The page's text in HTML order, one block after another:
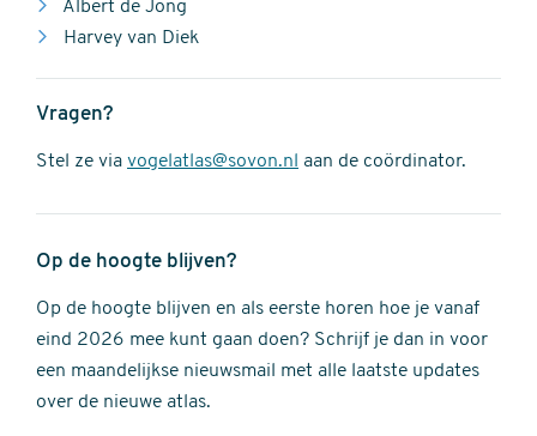
Albert de Jong
Harvey van Diek
Vragen?
Stel ze via vogelatlas@sovon.nl aan de coördinator.
Op de hoogte blijven?
Op de hoogte blijven en als eerste horen hoe je vanaf
eind 2026 mee kunt gaan doen? Schrijf je dan in voor
een maandelijkse nieuwsmail met alle laatste updates
over de nieuwe atlas.